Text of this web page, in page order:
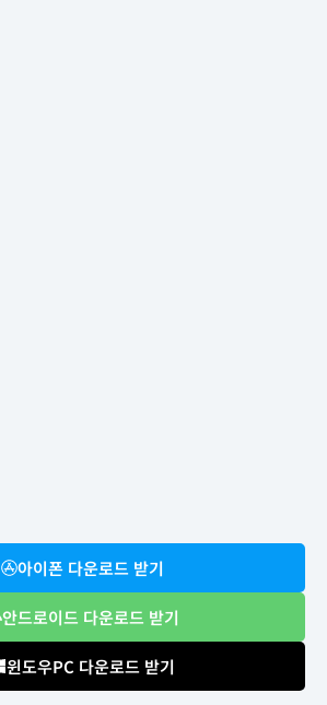
아이폰 다운로드 받기
안드로이드 다운로드 받기
윈도우PC 다운로드 받기